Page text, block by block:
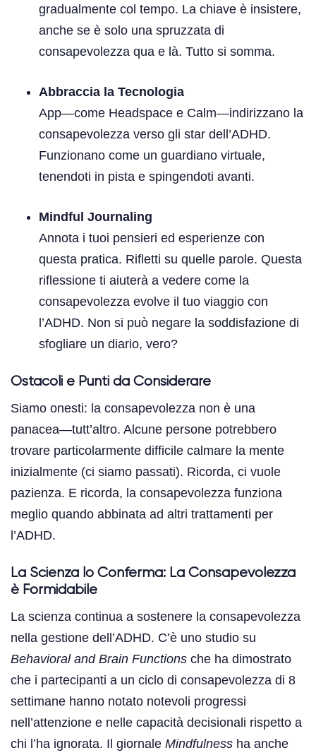
gradualmente col tempo. La chiave è insistere,
anche se è solo una spruzzata di
consapevolezza qua e là. Tutto si somma.
Abbraccia la Tecnologia
App—come Headspace e Calm—indirizzano la
consapevolezza verso gli star dell’ADHD.
Funzionano come un guardiano virtuale,
tenendoti in pista e spingendoti avanti.
Mindful Journaling
Annota i tuoi pensieri ed esperienze con
questa pratica. Rifletti su quelle parole. Questa
riflessione ti aiuterà a vedere come la
consapevolezza evolve il tuo viaggio con
l’ADHD. Non si può negare la soddisfazione di
sfogliare un diario, vero?
Ostacoli e Punti da Considerare
Siamo onesti: la consapevolezza non è una
panacea—tutt’altro. Alcune persone potrebbero
trovare particolarmente difficile calmare la mente
inizialmente (ci siamo passati). Ricorda, ci vuole
pazienza. E ricorda, la consapevolezza funziona
meglio quando abbinata ad altri trattamenti per
l’ADHD.
La Scienza lo Conferma: La Consapevolezza
è Formidabile
La scienza continua a sostenere la consapevolezza
nella gestione dell’ADHD. C’è uno studio su
Behavioral and Brain Functions che ha dimostrato
che i partecipanti a un ciclo di consapevolezza di 8
settimane hanno notato notevoli progressi
nell’attenzione e nelle capacità decisionali rispetto a
chi l’ha ignorata. Il giornale Mindfulness ha anche